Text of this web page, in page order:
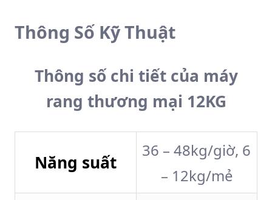
Thông Số Kỹ Thuật
Thông số chi tiết của máy
rang thương mại 12KG
Năng suất
36 – 48kg/giờ, 6
– 12kg/mẻ